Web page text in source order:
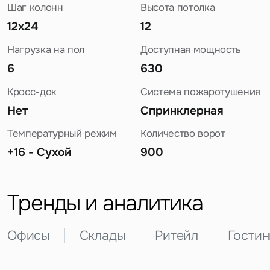
Шаг колонн
12х24
Высота потолка
12
Нагрузка на пол
6
Доступная мощность
630
Кросс-док
Нет
Система пожаротушения
Спринклерная
Температурный режим
+16 - Сухой
Количество ворот
900
Тренды и аналитика
Офисы Склады Ритейл
Задайте свой вопрос
Вопрос